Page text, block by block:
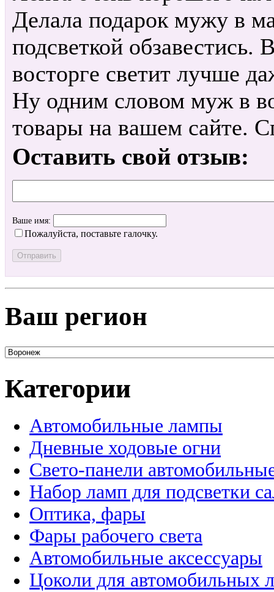
Делала подарок мужу в
подсветкой
восторге светит лучше
Ну одним словом муж в
товары на вашем сайте.
Оставить свой отзыв:
Ваше имя:
Пожалуйста, поставьте галочку.
Ваш регион
Категории
Автомобильные лампы
Дневные ходовые огни
Свето-панели
Набор ламп для подсветки
Оптика, фары
Фары рабочего света
Автомобильные аксессуары
Цоколи для автомобильных